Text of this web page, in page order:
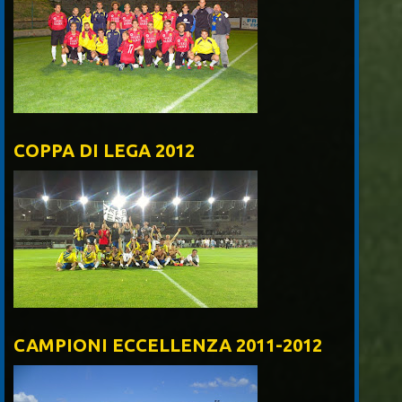
COPPA DI LEGA 2012
CAMPIONI ECCELLENZA 2011-2012